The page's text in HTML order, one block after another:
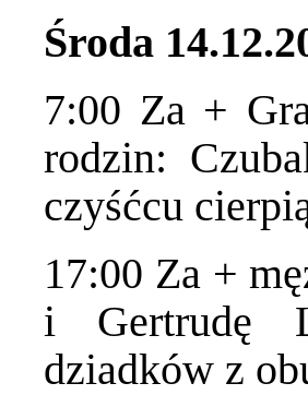
Środa
7:00 Za +
rodzin:
czyśćcu
17:00 Za +
i Gertrudę
dziadków z